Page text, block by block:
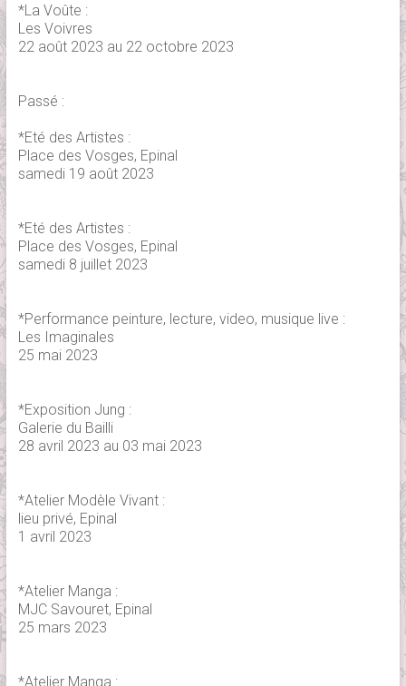
*La Voûte :
Les Voivres
22 août 2023 au 22 octobre 2023
Passé :
*Eté des Artistes :
Place des Vosges, Epinal
samedi 19 août 2023
*Eté des Artistes :
Place des Vosges, Epinal
samedi 8 juillet 2023
*Performance peinture, lecture, video, musique live :
Les Imaginales
25 mai 2023
*Exposition Jung :
Galerie du Bailli
28 avril 2023 au 03 mai 2023
*Atelier Modèle Vivant :
lieu privé, Epinal
1 avril 2023
*Atelier Manga :
MJC Savouret, Epinal
25 mars 2023
*Atelier Manga :